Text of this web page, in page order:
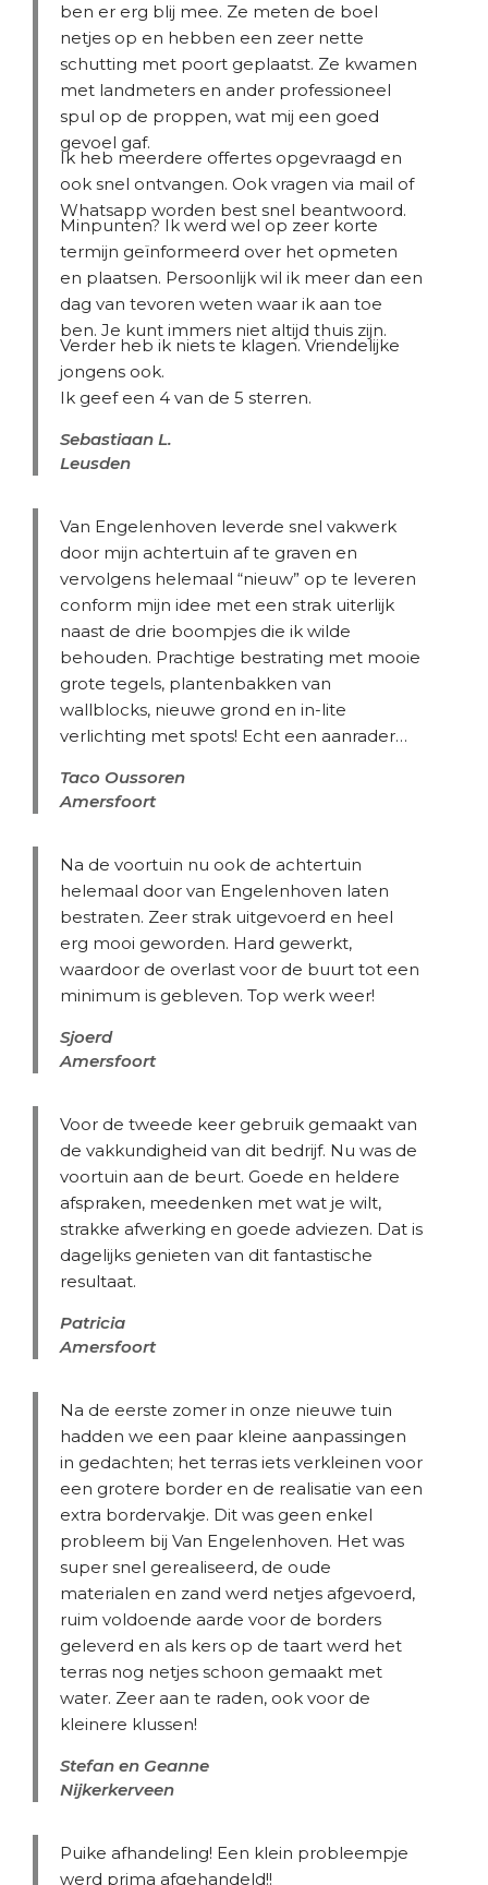
ben er erg blij mee. Ze meten de boel
netjes op en hebben een zeer nette
schutting met poort geplaatst. Ze kwamen
met landmeters en ander professioneel
spul op de proppen, wat mij een goed
gevoel gaf.
Ik heb meerdere offertes opgevraagd en
ook snel ontvangen. Ook vragen via mail of
Whatsapp worden best snel beantwoord.
Minpunten? Ik werd wel op zeer korte
termijn geïnformeerd over het opmeten
en plaatsen. Persoonlijk wil ik meer dan een
dag van tevoren weten waar ik aan toe
ben. Je kunt immers niet altijd thuis zijn.
Verder heb ik niets te klagen. Vriendelijke
jongens ook.
Ik geef een 4 van de 5 sterren.
Sebastiaan L.
Leusden
Van Engelenhoven leverde snel vakwerk
door mijn achtertuin af te graven en
vervolgens helemaal “nieuw” op te leveren
conform mijn idee met een strak uiterlijk
naast de drie boompjes die ik wilde
behouden. Prachtige bestrating met mooie
grote tegels, plantenbakken van
wallblocks, nieuwe grond en in-lite
verlichting met spots! Echt een aanrader…
Taco Oussoren
Amersfoort
Na de voortuin nu ook de achtertuin
helemaal door van Engelenhoven laten
bestraten. Zeer strak uitgevoerd en heel
erg mooi geworden. Hard gewerkt,
waardoor de overlast voor de buurt tot een
minimum is gebleven. Top werk weer!
Sjoerd
Amersfoort
Voor de tweede keer gebruik gemaakt van
de vakkundigheid van dit bedrijf. Nu was de
voortuin aan de beurt. Goede en heldere
afspraken, meedenken met wat je wilt,
strakke afwerking en goede adviezen. Dat is
dagelijks genieten van dit fantastische
resultaat.
Patricia
Amersfoort
Na de eerste zomer in onze nieuwe tuin
hadden we een paar kleine aanpassingen
in gedachten; het terras iets verkleinen voor
een grotere border en de realisatie van een
extra bordervakje. Dit was geen enkel
probleem bij Van Engelenhoven. Het was
super snel gerealiseerd, de oude
materialen en zand werd netjes afgevoerd,
ruim voldoende aarde voor de borders
geleverd en als kers op de taart werd het
terras nog netjes schoon gemaakt met
water. Zeer aan te raden, ook voor de
kleinere klussen!
Stefan en Geanne
Nijkerkerveen
Puike afhandeling! Een klein probleempje
werd prima afgehandeld!!